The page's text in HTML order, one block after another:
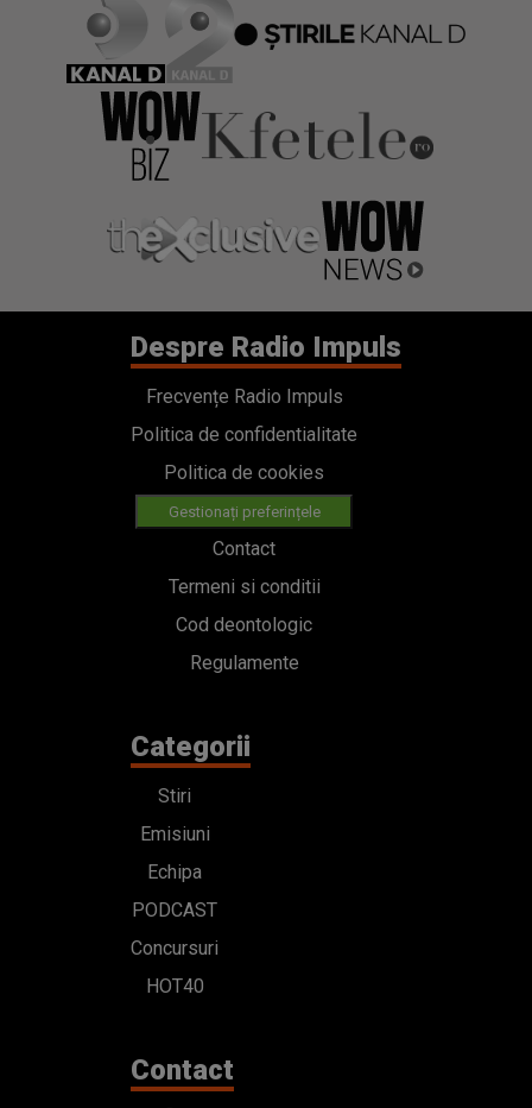
Despre Radio Impuls
Frecvențe Radio Impuls
Politica de confidentialitate
Politica de cookies
Gestionați preferințele
Contact
Termeni si conditii
Cod deontologic
Regulamente
Categorii
Stiri
Emisiuni
Echipa
PODCAST
Concursuri
HOT40
Contact